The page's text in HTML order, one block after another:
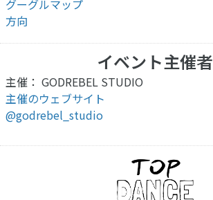
グーグルマップ
方向
イベント主催者
主催： GODREBEL STUDIO
主催のウェブサイト
@godrebel_studio